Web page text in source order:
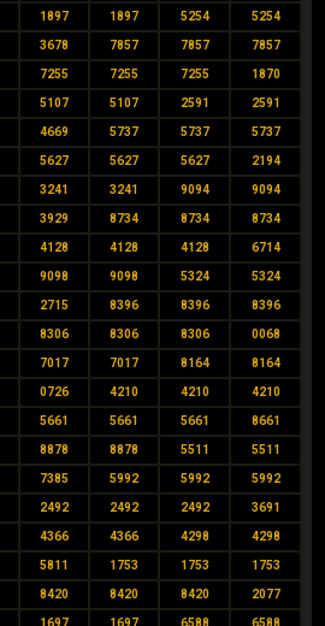
1897 1897 5254 5254
3678 7857 7857 7857
7255 7255 7255 1870
5107 5107 2591 2591
4669 5737 5737 5737
5627 5627 5627 2194
3241 3241 9094 9094
3929 8734 8734 8734
4128 4128 4128 6714
9098 9098 5324 5324
2715 8396 8396 8396
8306 8306 8306 0068
7017 7017 8164 8164
0726 4210 4210 4210
5661 5661 5661 8661
8878 8878 5511 5511
7385 5992 5992 5992
2492 2492 2492 3691
4366 4366 4298 4298
5811 1753 1753 1753
8420 8420 8420 2077
1697 1697 6588 6588